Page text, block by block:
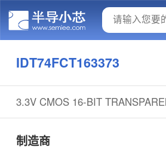
IDT74FCT163373
3.3V CMOS 16-BIT
制造商